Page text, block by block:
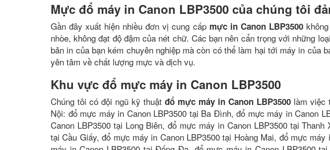
Mực đổ máy in Canon LBP3500 của chúng tôi
Gần đây xuất hiện nhiều đơn vị cung cấp mực in Canon LBP3500không
nhòe, không đạt độ đậm của nét chữ. Các bạn nên cẩn trọng với những
bản in của bạn kém chuyên nghiệp mà còn có thể làm hại tới máy in của
yên tâm về chất lượng mực và dịch vụ.
Khu vực đổ mực máy in Canon LBP3500
Chúng tôi có đội ngũ kỹ thuậtđổ mực máy in Canon LBP3500 làm việc
Nội: đổ mực máy in Canon LBP3500 tại Ba Đình, đổ mực máy in Canon
Canon LBP3500 tại Long Biên, đổ mực máy in Canon LBP3500 tại
tại Cầu Giấy, đổ mực máy in Canon LBP3500 tại Hoàng Mai, đổ mực